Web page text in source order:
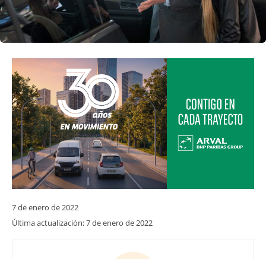
7 de enero de 2022
Última actualización:7 de enero de 2022